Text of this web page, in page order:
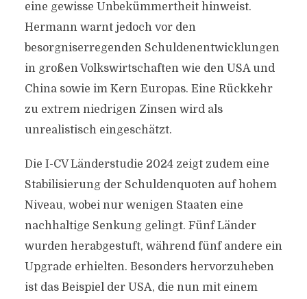
eine gewisse Unbekümmertheit hinweist.
Hermann warnt jedoch vor den
besorgniserregenden Schuldenentwicklungen
in großen Volkswirtschaften wie den USA und
China sowie im Kern Europas. Eine Rückkehr
zu extrem niedrigen Zinsen wird als
unrealistisch eingeschätzt.
Die I-CV Länderstudie 2024 zeigt zudem eine
Stabilisierung der Schuldenquoten auf hohem
Niveau, wobei nur wenigen Staaten eine
nachhaltige Senkung gelingt. Fünf Länder
wurden herabgestuft, während fünf andere ein
Upgrade erhielten. Besonders hervorzuheben
ist das Beispiel der USA, die nun mit einem